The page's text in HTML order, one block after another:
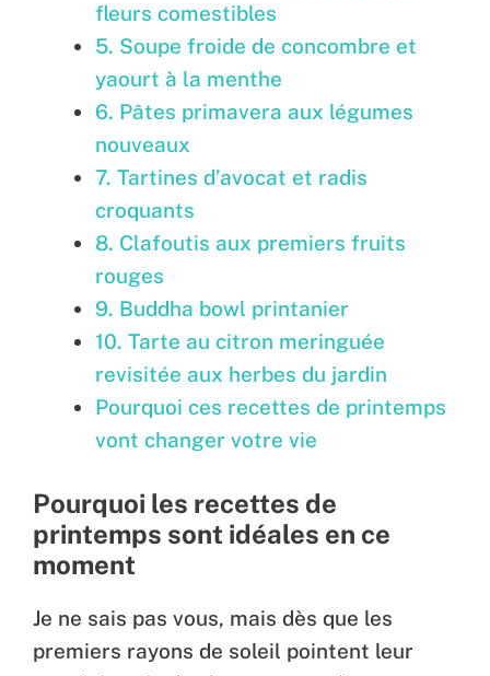
fleurs comestibles
5. Soupe froide de concombre et
yaourt à la menthe
6. Pâtes primavera aux légumes
nouveaux
7. Tartines d’avocat et radis
croquants
8. Clafoutis aux premiers fruits
rouges
9. Buddha bowl printanier
10. Tarte au citron meringuée
revisitée aux herbes du jardin
Pourquoi ces recettes de printemps
vont changer votre vie
Pourquoi les recettes de
printemps sont idéales en ce
moment
Je ne sais pas vous, mais dès que les
premiers rayons de soleil pointent leur